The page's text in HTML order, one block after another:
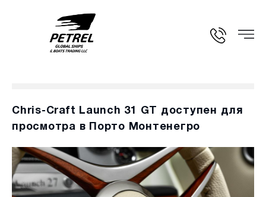
Chris-Craft Launch 31 GT доступен для
просмотра в Порто Монтенегро